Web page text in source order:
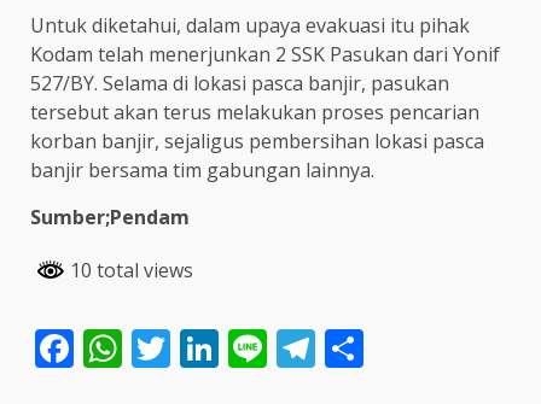
Untuk diketahui, dalam upaya evakuasi itu pihak
Kodam telah menerjunkan 2 SSK Pasukan dari Yonif
527/BY. Selama di lokasi pasca banjir, pasukan
tersebut akan terus melakukan proses pencarian
korban banjir, sejaligus pembersihan lokasi pasca
banjir bersama tim gabungan lainnya.
Sumber;Pendam
10 total views
Facebook
WhatsApp
Twitter
LinkedIn
LineTelegram